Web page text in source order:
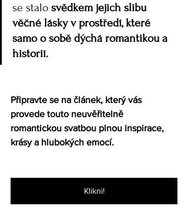
se stalo svědkem jejich slibu
věčné lásky v prostředí, které
samo o sobě dýchá romantikou a
historií.
Připravte se na článek, který vás
provede touto neuvěřitelně
romantickou svatbou plnou inspirace,
krásy a hlubokých emocí.
Klikni!